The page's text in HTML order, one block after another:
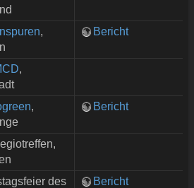
,
Bericht
,
,
Bericht
des
Bericht